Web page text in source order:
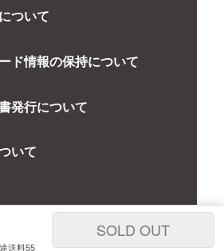
送料55
SOLD OUT
ついて
ド情報の保持について
発行について
いて